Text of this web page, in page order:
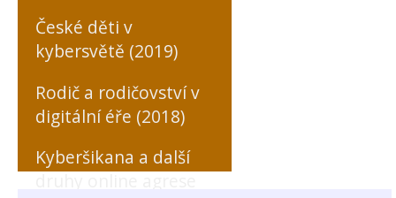
České děti v
kybersvětě (2019)
Rodič a rodičovství v
digitální éře (2018)
Kyberšikana a další